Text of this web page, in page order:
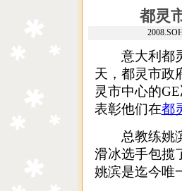
都灵
意大利都灵
天，都灵市政
灵市中心的
表彰他们在都
总教练姚滨
滑冰选手包揽
姚滨是迄今唯